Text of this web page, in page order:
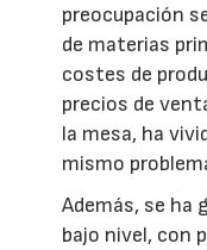
preocupación
de materias
costes de
precios de
la mesa, ha
mismo
Además, se ha
bajo nivel, con